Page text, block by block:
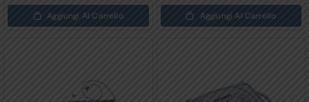
Aggiungi Al Carrello Aggiungi Al Carrello